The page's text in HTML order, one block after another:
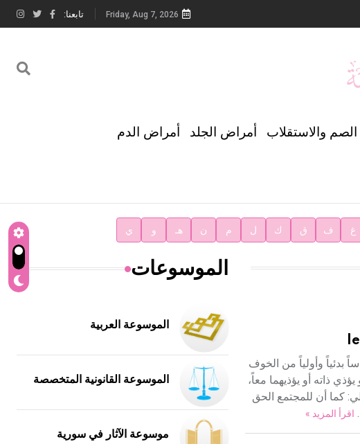
Friday, Aug 7, 2026 تابعنا:
والاستقلاب أمراض الجلد أمراض الدم
غ ف ق ك ل م ن هـ و ي
وأولياً من الخوف
ذاته أو يؤذيهما معاً،
كما أن للمجتمع الحق
اقرأ المزيد »
الموسوعات
الموسوعة العربية
الموسوعة القانونية المتخصصة
موسوعة الآثار في سورية